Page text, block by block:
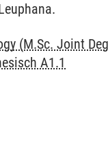
(M.Sc. Joint
A1.1